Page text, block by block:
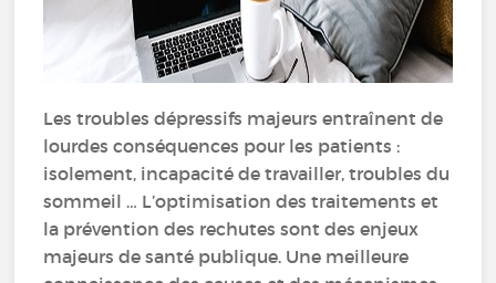
Les troubles dépressifs majeurs entraînent de
lourdes conséquences pour les patients :
isolement, incapacité de travailler, troubles du
sommeil … L’optimisation des traitements et
la prévention des rechutes sont des enjeux
majeurs de santé publique. Une meilleure